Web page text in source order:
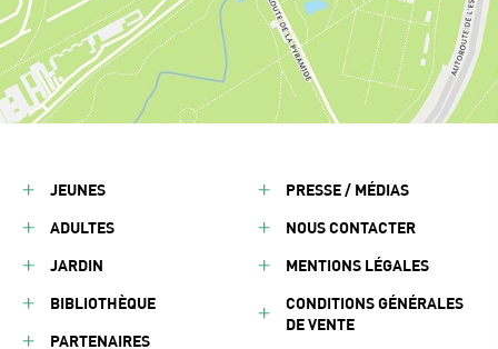
JEUNES
ADULTES
JARDIN
BIBLIOTHÈQUE
PARTENAIRES
PRESSE / MÉDIAS
NOUS CONTACTER
MENTIONS LÉGALES
CONDITIONS GÉNÉRALES
DE VENTE